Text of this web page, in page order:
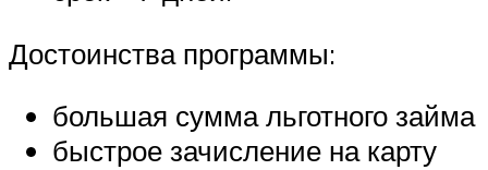
Достоинства программы:
большая сумма льготного займа
быстрое зачисление на карту